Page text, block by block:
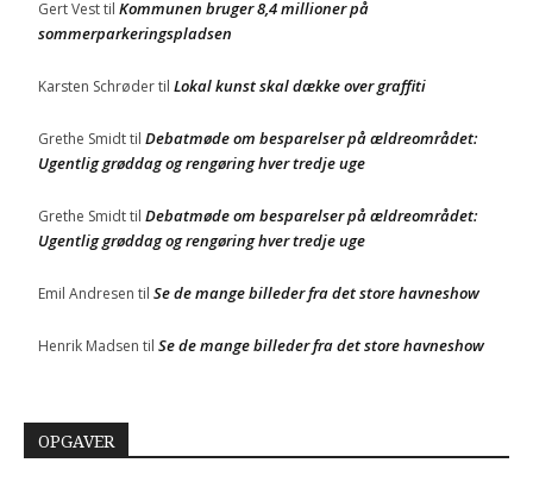
Gert Vesttil Kommunen bruger 8,4 millioner på
sommerparkeringspladsen
Karsten Schrødertil Lokal kunst skal dække over graffiti
Grethe Smidttil Debatmøde om besparelser på ældreområdet:
Ugentlig grøddag og rengøring hver tredje uge
Grethe Smidttil Debatmøde om besparelser på ældreområdet:
Ugentlig grøddag og rengøring hver tredje uge
Emil Andresen til Se de mange billeder fra det store havneshow
Henrik Madsen til Se de mange billeder fra det store havneshow
OPGAVER